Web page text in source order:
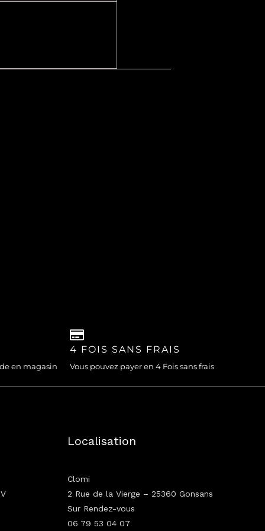
en magasin
4 FOIS SANS FRAIS
Vous pouvez payer en 4 Fois sans frais
Localisation
Clomi
2 Rue de la Vierge – 25360 Gonsans
Sur Rendez-vous
06 79 53 04 07